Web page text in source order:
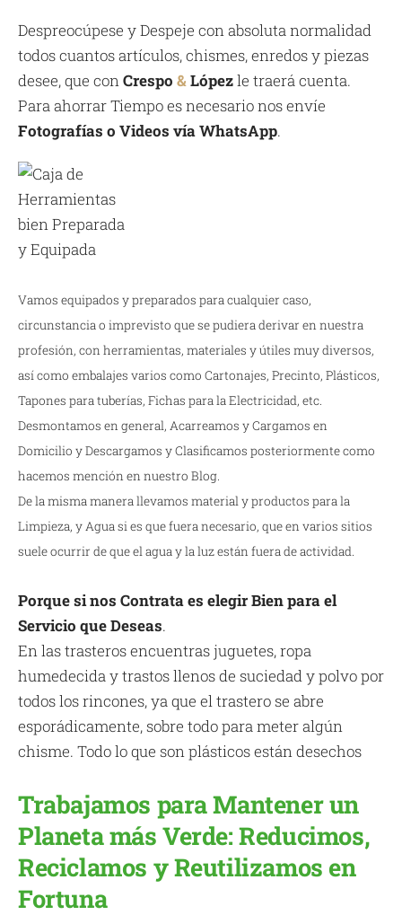
Despreocúpese y Despeje con absoluta normalidad
todos cuantos artículos, chismes, enredos y piezas
desee, que conCrespo &Lópezle traerá cuenta.
Para ahorrar Tiempo es necesario nos envíe
Fotografías o Videos vía WhatsApp.
Vamos equipados y preparados para cualquier caso,
circunstancia o imprevisto que se pudiera derivar en nuestra
profesión, con herramientas, materiales y útiles muy diversos,
así como embalajes varios como Cartonajes, Precinto, Plásticos,
Tapones para tuberías, Fichas para la Electricidad, etc.
Desmontamos en general, Acarreamos y Cargamos en
Domicilio y Descargamos y Clasificamos posteriormente como
hacemos mención en nuestro Blog.
De la misma manera llevamos material y productos para la
Limpieza, y Agua si es que fuera necesario, que en varios sitios
suele ocurrir de que el agua y la luz están fuera de actividad.
Porque si nos Contrata es elegir Bien para el
Servicio que Deseas.
En las trasteros encuentras juguetes, ropa
humedecida y trastos llenos de suciedad y polvo por
todos los rincones, ya que el trastero se abre
esporádicamente, sobre todo para meter algún
chisme. Todo lo que son plásticos están desechos
Trabajamos para Mantener un
Planeta más Verde: Reducimos,
Reciclamos y Reutilizamos en
Fortuna